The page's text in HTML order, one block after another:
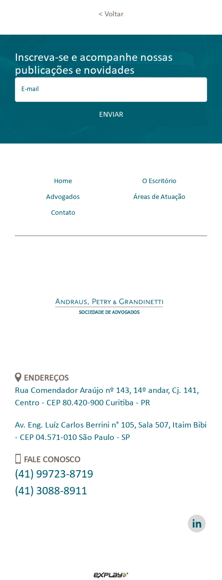
< Voltar
Inscreva-se e acompanhe nossas
publicações e novidades
Home O Escritório
Advogados Áreas de Atuação
Contato
ENDEREÇOS
Rua Comendador Araújo nº 143, 14º andar, Cj. 141,
Centro - CEP 80.420-900 Curitiba - PR
Av. Eng. Luíz Carlos Berrini n° 105, Sala 507, Itaim Bibi
- CEP 04.571-010 São Paulo - SP
FALE CONOSCO
(41) 99723-8719
(41) 3088-8911